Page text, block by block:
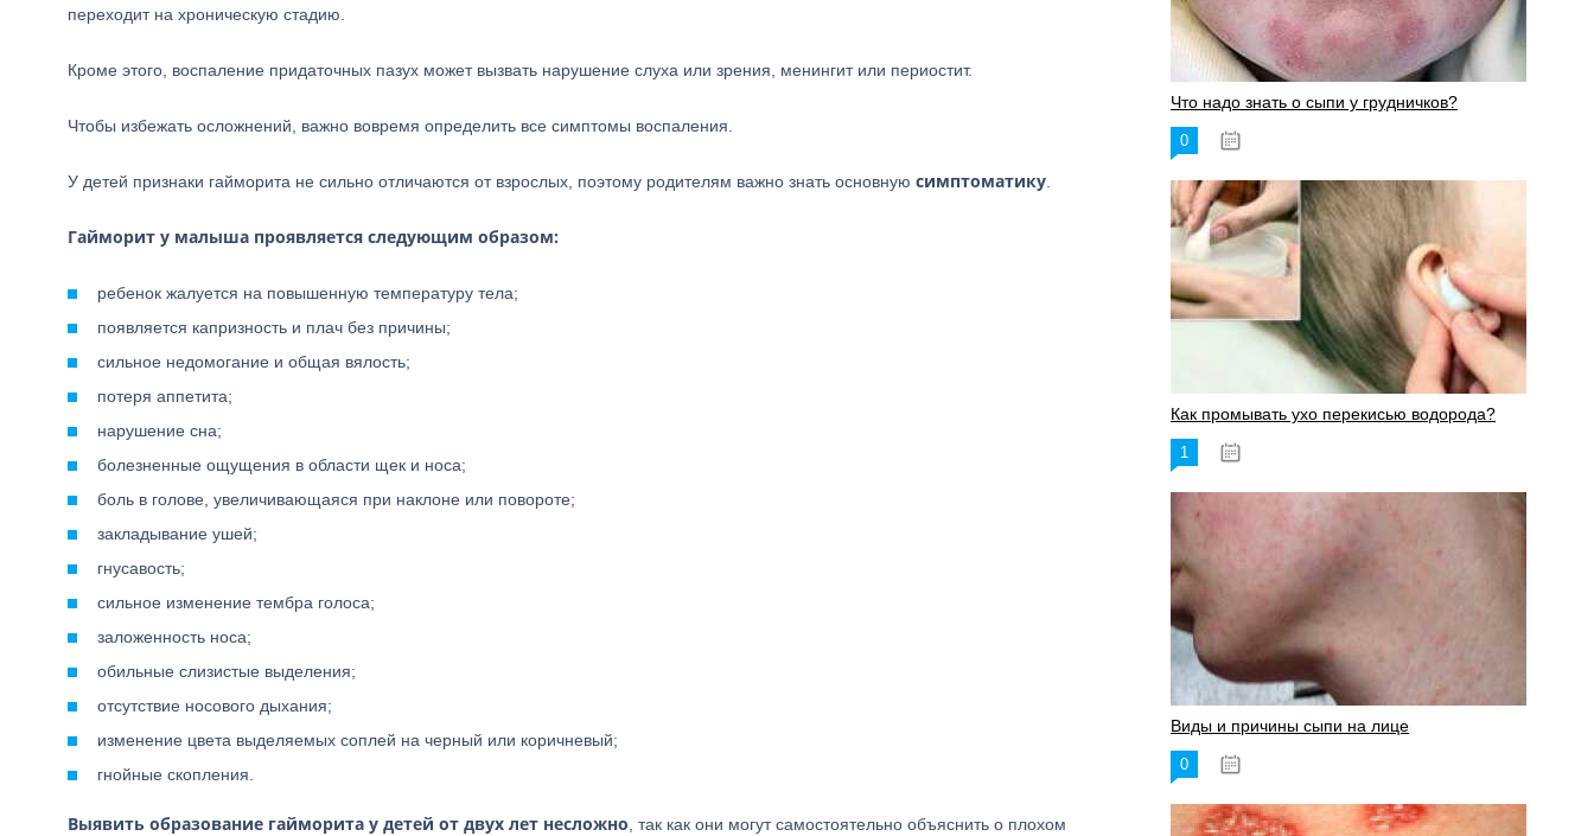
переходит на хроническую стадию.
Кроме этого, воспаление придаточных пазух может вызвать нарушение слуха или зрения, менингит или периостит.
Чтобы избежать осложнений, важно вовремя определить все симптомы воспаления.
У детей признаки гайморита не сильно отличаются от взрослых, поэтому родителям важно знать основную симптоматику
Гайморит у малыша проявляется следующим образом:
ребенок жалуется на повышенную температуру тела;
появляется капризность и плач без причины;
сильное недомогание и общая вялость;
потеря аппетита;
нарушение сна;
болезненные ощущения в области щек и носа;
боль в голове, увеличивающаяся при наклоне или повороте;
закладывание ушей;
гнусавость;
сильное изменение тембра голоса;
заложенность носа;
обильные слизистые выделения;
отсутствие носового дыхания;
изменение цвета выделяемых соплей на черный или коричневый;
гнойные скопления.
Выявить образование гайморита у детей от двух лет несложно , так как они могут самостоятельно объяснить о плохом
Что надо знать о сыпи у грудничков?
0
Как промывать ухо перекисью водорода?
1
Виды и причины сыпи на лице
0